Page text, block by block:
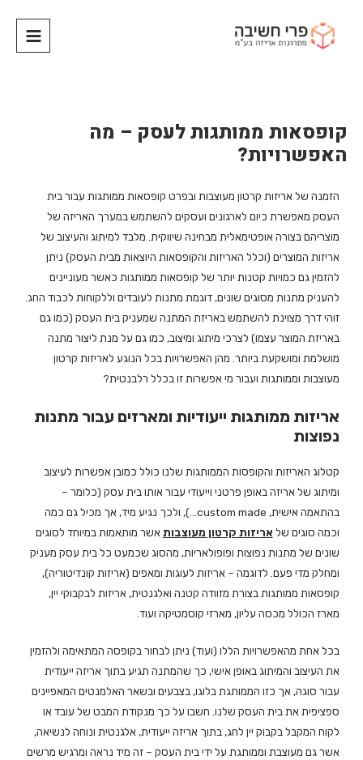
קופסאות ממותגות לעסק – מה
האפשרויות?
הזמנה של אריזות קרטון מעוצבות ובפרט קופסאות ממותגות עבור בית
העסק מאפשרת כיום לארגונים ועסקים להשתמש במערך האריזה של
מוצריהם בצורה אופטימאלית מבחינה שיווקית. מלבד למיתוג והעיצוב של
אריזות המוצרים (וכלל האריזות והקופסאות היוצאות מבית העסק) ניתן
להזמין גם כמויות קטנות יותר של קופסאות ממותגות כאשר מעוניינים
להעניק מתנות מסוגים שונים, דוגמת מתנות לעובדים וללקוחות לכבוד החג.
זוהי דרך מצוינת להשתמש באריזת המתנה שמעניק בית העסק (כמו גם
באריזת המוצר עצמו) לצרכי מיתוג ומיצוב, כמו גם על מנת ליצור מתנה
מושלמת ומושקעת ביותר. מהן האפשרויות בכל הנוגע לאריזות קרטון
מעוצבות וממותגות ועבור מי אפשרות זו בכלל רלבנטית?
אריזות ממותגות ייעודיות ומארזים עבור מתנות
נפוצות
קטלוג האריזות והקופסות הממותגות שלנו כולל כמובן אפשרות לעיצוב
ומיתוג של אריזה באופן פרטני וייעודי עבור אותו בית עסק (כלומר –
בהתאמה אישית, custom made…), ולכך נגיע מיד, אך מכיל גם כמה
וכמה סוגים של אריזות קרטון מעוצבות אשר מותאמות במיוחד לסוגים
שונים של מתנות נפוצות ופופולאריות, מהסוג שכמעט כל בית עסק מעניק
ומחלק מדי פעם. לדוגמה – אריזות לעוגות ומאפים (אריזות קונדיטוריה),
קופסאות ממותגות בצורת מזוודה קטנה ואלגנטית, אריזות לבקבוקי יין,
מארז הכולל מכסה עליון, מארזי קוסמטיקה ועוד.
בכל אחת מהאפשרויות הללו (ועוד) ניתן לבחור בקופסה המתאימה ולהזמין
את העיצוב והמיתוג באופן אישי, כך שהמתנה תגיע בתוך אריזה ייעודית
עבור סוגה, אך כזו הממותגת בלוגו, בצבעים ובשאר האלמנטים המאפיינים
ספציפית את בית העסק שלנו. חשבו על כך מנקודת המבט של עובד או
לקוח המקבל בקבוק יין לחג, בתוך אריזה ייעודית, אלגנטית ונוחה לנשיאה,
אשר גם מעוצבת וממותגת על ידי בית העסק – זה מיד נראה ומרגיש מרשים